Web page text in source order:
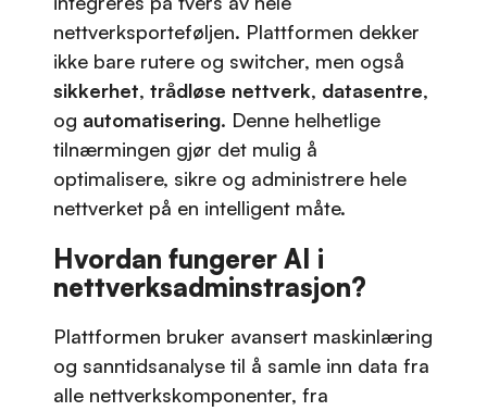
nettverksporteføljen. Plattformen dekker
ikke bare rutere og switcher, men også
sikkerhet,trådløse nettverk, datasentre,
og automatisering. Denne helhetlige
tilnærmingen gjør det mulig å
optimalisere, sikre og administrere hele
nettverket på en intelligent måte.
Hvordan fungerer AI i
nettverksadminstrasjon?
Plattformen bruker avansert maskinlæring
og sanntidsanalyse til å samle inn data fra
alle nettverkskomponenter, fra